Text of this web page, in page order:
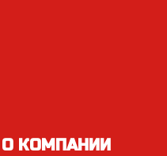
О КОМПАНИИ